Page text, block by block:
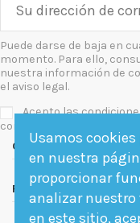
Puede darse de baja en
momento. Para ello,
nuestra información de
el aviso legal.
Acepto las
confidencialidad
Contact us
Follow us
Usamos cookies
en nuestra
proporcionar
analizar
en este sitio,